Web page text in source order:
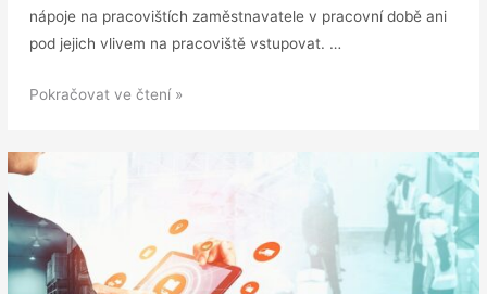
nápoje na pracovištích zaměstnavatele v pracovní době ani
pod jejich vlivem na pracoviště vstupovat. …
VZOR:
předpis
o
zkoušce
na
alkohol
Pokračovat ve čtení »